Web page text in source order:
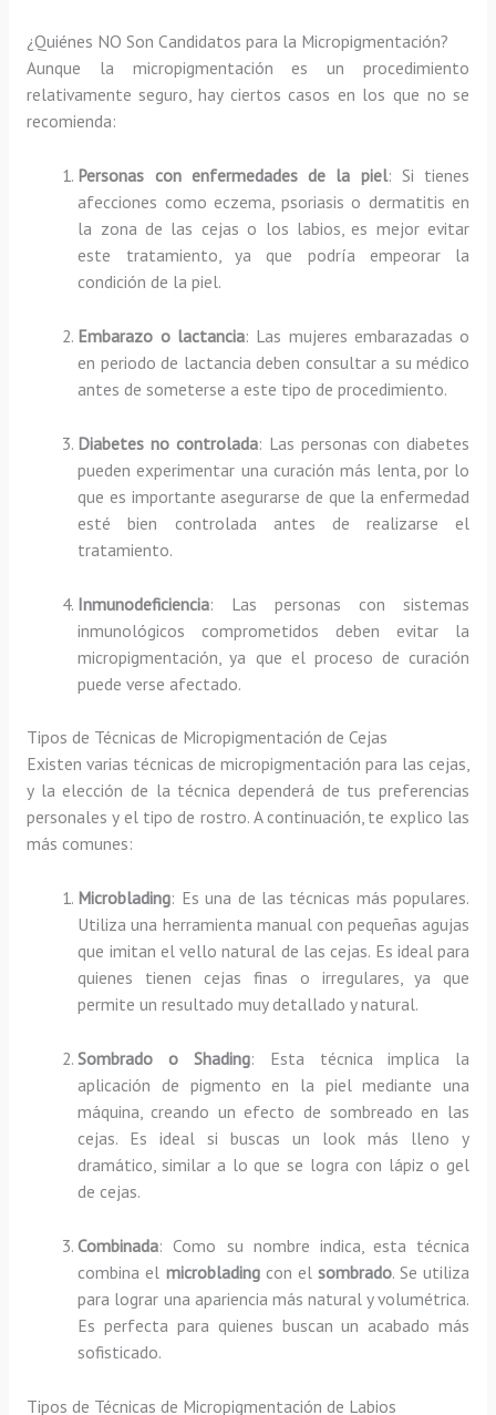
¿Quiénes NO Son Candidatos para la Micropigmentación?
Aunque la micropigmentación es un procedimiento
relativamente seguro, hay ciertos casos en los que no se
recomienda:
Personas con enfermedades de la piel: Si tienes
afecciones como eczema, psoriasis o dermatitis en
la zona de las cejas o los labios, es mejor evitar
este tratamiento, ya que podría empeorar la
condición de la piel.
Embarazo o lactancia: Las mujeres embarazadas o
en periodo de lactancia deben consultar a su médico
antes de someterse a este tipo de procedimiento.
Diabetes no controlada: Las personas con diabetes
pueden experimentar una curación más lenta, por lo
que es importante asegurarse de que la enfermedad
esté bien controlada antes de realizarse el
tratamiento.
Inmunodeficiencia: Las personas con sistemas
inmunológicos comprometidos deben evitar la
micropigmentación, ya que el proceso de curación
puede verse afectado.
Tipos de Técnicas de Micropigmentación de Cejas
Existen varias técnicas de micropigmentación para las cejas,
y la elección de la técnica dependerá de tus preferencias
personales y el tipo de rostro. A continuación, te explico las
más comunes:
Microblading: Es una de las técnicas más populares.
Utiliza una herramienta manual con pequeñas agujas
que imitan el vello natural de las cejas. Es ideal para
quienes tienen cejas finas o irregulares, ya que
permite un resultado muy detallado y natural.
Sombrado o Shading: Esta técnica implica la
aplicación de pigmento en la piel mediante una
máquina, creando un efecto de sombreado en las
cejas. Es ideal si buscas un look más lleno y
dramático, similar a lo que se logra con lápiz o gel
de cejas.
Combinada: Como su nombre indica, esta técnica
combina el microbladingcon el sombrado. Se utiliza
para lograr una apariencia más natural y volumétrica.
Es perfecta para quienes buscan un acabado más
sofisticado.
Tipos de Técnicas de Micropigmentación de Labios